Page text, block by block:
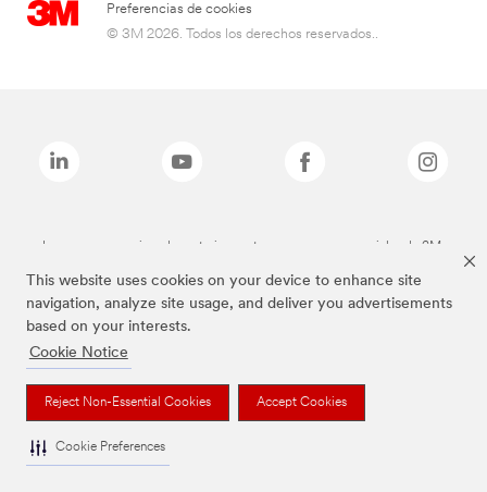
This website uses cookies on your device to enhance site
navigation, analyze site usage, and deliver you advertisements
based on your interests.
Cookie Notice
Reject Non-Essential Cookies Accept Cookies
Cookie Preferences
Preferencias de cookies
© 3M 2026. Todos los derechos reservados..
Las marcas mencionadas anteriormente son marcas comerciales de 3M.